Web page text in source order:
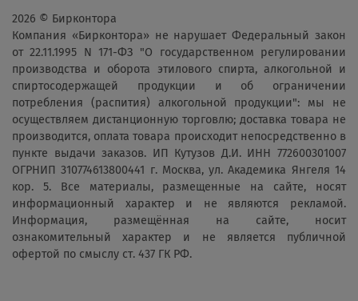
2026 © Бирконтора
Компания «Бирконтора» не нарушает Федеральный закон
от 22.11.1995 N 171-ФЗ "О государственном регулировании
производства и оборота этилового спирта, алкогольной и
спиртосодержащей продукции и об ограничении
потребления (распития) алкогольной продукции": мы не
осуществляем дистанционную торговлю; доставка товара не
производится, оплата товара происходит непосредственно в
пункте выдачи заказов. ИП Кутузов Д.И. ИНН 772600301007
ОГРНИП 310774613800441 г. Москва, ул. Академика Янгеля 14
кор. 5. Все материалы, размещенные на сайте, носят
информационный характер и не являются рекламой.
Информация, размещённая на сайте, носит
ознакомительный характер и не является публичной
офертой по смыслу ст. 437 ГК РФ.